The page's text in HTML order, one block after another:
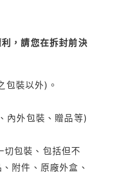
，請您在拆封前決
包裝以外)。
內外包裝、贈品等)
包裝、包括但不
附件、原廠外盒、